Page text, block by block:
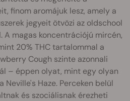
finom aromájuk lesz, amely a
jegyeit ötvözi az oldschool
A magas koncentrációjú mircén,
20% THC tartalommal a
Cough szinte azonnali
– éppen olyat, mint egy olyan
Neville's Haze. Perceken belül
és szociálisnak érezheti